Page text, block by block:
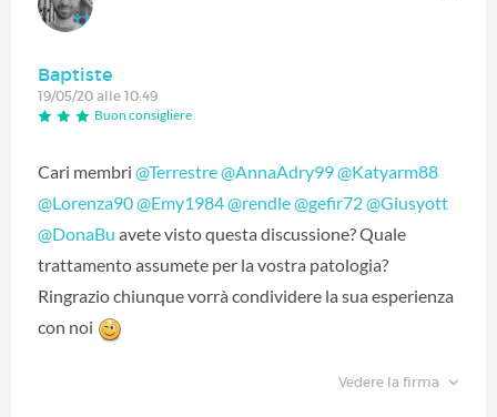
Baptiste
19/05/20 alle 10:49
Buon consigliere
Cari membri @Terrestre@AnnaAdry99@Katyarm88
@Lorenza90@Emy1984@rendle@gefir72@Giusyott
@DonaBu ‍ avete visto questa discussione? Quale
trattamento assumete per la vostra patologia?
Ringrazio chiunque vorrà condividere la sua esperienza
con noi
Vedere la firma